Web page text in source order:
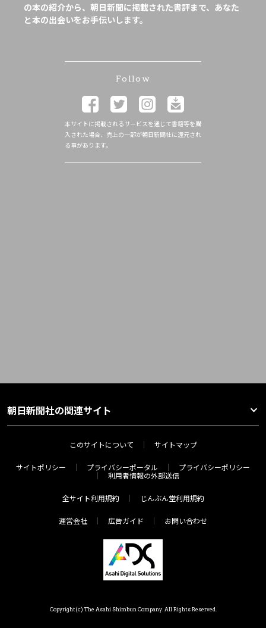
の本の紹介から、朝日新聞に掲載された書評まで、あなた
と本の出会いをお手伝いします。
Follow
本サイトに掲載されるサービスを通じて書籍等を購
入された場合、売上の一部が朝日新聞社に還元され
る事があります。
朝日新聞社の関連サイト
このサイトについて サイトマップ
サイトポリシー プライバシーポータル
プライバシーポリシー
利用者情報の外部送信
全サイト利用規約 じんぶん堂利用規約
運営会社 広告ガイド お問い合わせ
Copyright(c) The Asahi Shimbun Company. All Rights Reserved.